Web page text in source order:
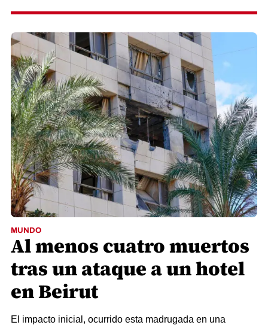
MUNDO
Al menos cuatro muertos
tras un ataque a un hotel
en Beirut
El impacto inicial, ocurrido esta madrugada en una